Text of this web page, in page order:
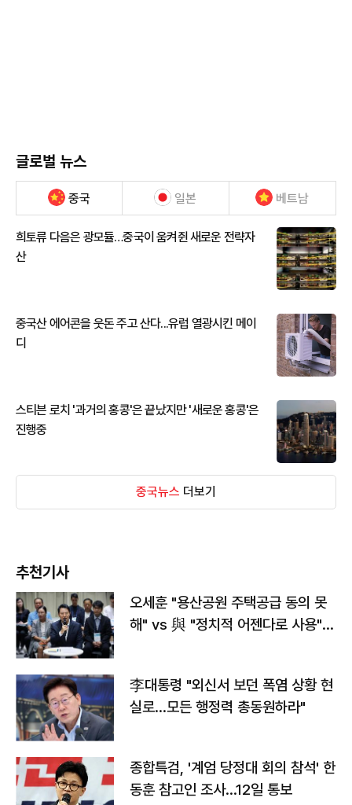
글로벌 뉴스
중국 일본 베트남
희토류 다음은 광모듈…중국이 움켜쥔 새로운 전략자
산
중국산 에어콘을 웃돈 주고 산다...유럽 열광시킨 메이
디
스티븐 로치 '과거의 홍콩'은 끝났지만 '새로운 홍콩'은
진행중
중국뉴스 더보기
추천기사
오세훈 "용산공원 주택공급 동의 못
해" vs 與 "정치적 어젠다로 사용"
李대통령 "외신서 보던 폭염 상황 현
실로…모든 행정력 총동원하라"
종합특검, '계엄 당정대 회의 참석' 한
동훈 참고인 조사...12일 통보